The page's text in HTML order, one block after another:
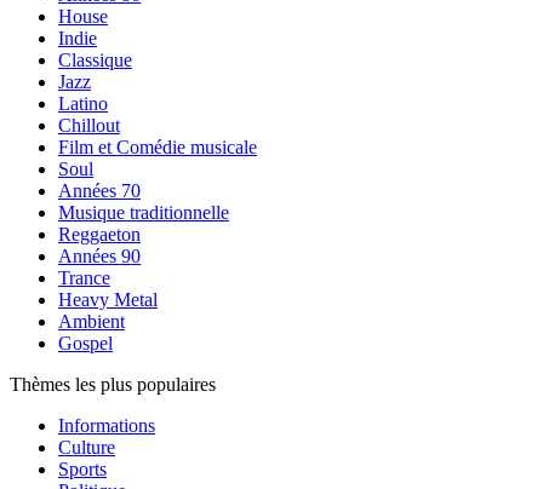
House
Indie
Classique
Jazz
Latino
Chillout
Film et Comédie musicale
Soul
Années 70
Musique traditionnelle
Reggaeton
Années 90
Trance
Heavy Metal
Ambient
Gospel
Thèmes les plus populaires
Informations
Culture
Sports